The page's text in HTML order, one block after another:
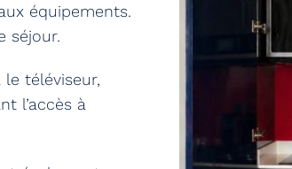
équipements.
séjour.
téléviseur,
l’accès à